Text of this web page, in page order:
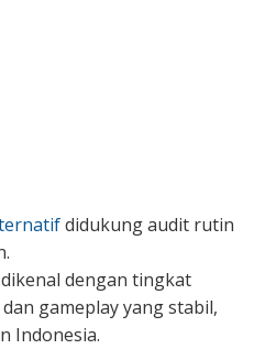
didukung audit rutin
dikenal dengan tingkat
gameplay yang stabil,
Indonesia.